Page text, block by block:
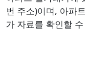
번 주소)이며, 아파
가 자료를 확인할